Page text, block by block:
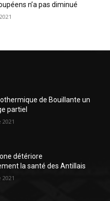
n’a pas diminué
de Bouillante un
partiel
détériore
la santé des Antillais